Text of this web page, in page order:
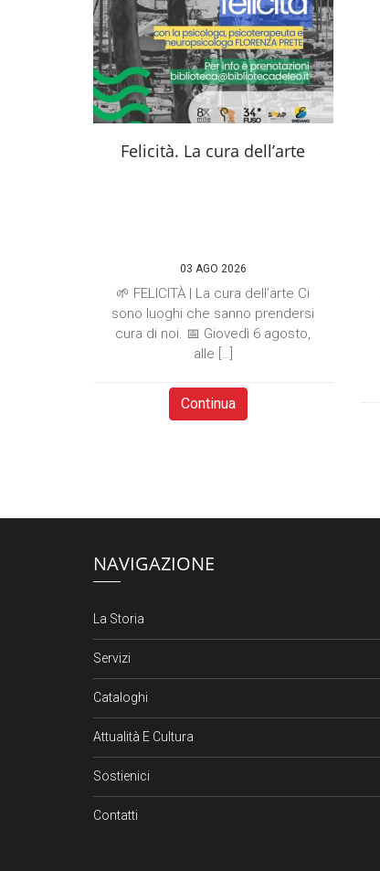
Felicità. La cura dell’arte
03 AGO 2026
🌱 FELICITÀ | La cura dell’arte Ci
sono luoghi che sanno prendersi
cura di noi. 📅 Giovedì 6 agosto,
alle […]
Continua
NAVIGAZIONE
La Storia
Servizi
Cataloghi
Attualità E Cultura
Sostienici
Contatti